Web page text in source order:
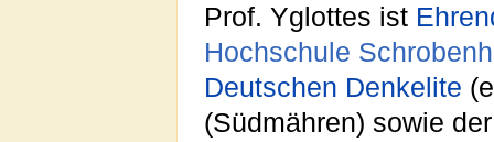
Prof. Yglottes ist
Hochschule
Deutschen Denkelite
(Südmähren) sowie